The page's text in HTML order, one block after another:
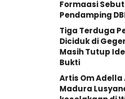
Formaasi
Pendamping
Tiga Terduga
Diciduk di
Masih Tutup
Bukti
Artis Om Adella
Madura